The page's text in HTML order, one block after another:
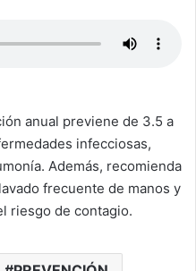
anual previene de 3.5 a
infecciosas,
Además, recomienda
frecuente de manos y
riesgo de contagio.